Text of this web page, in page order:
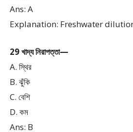
Ans: A
Explanation: Freshwater
29 খাদ্য নিরাপত্তা—
A. স্থির
B. ঝুঁকি
C. বেশি
D. কম
Ans: B